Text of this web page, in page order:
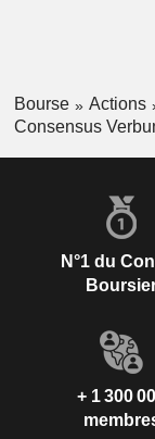
Bourse Actions
Consensus
N°1 du
+ 1 300